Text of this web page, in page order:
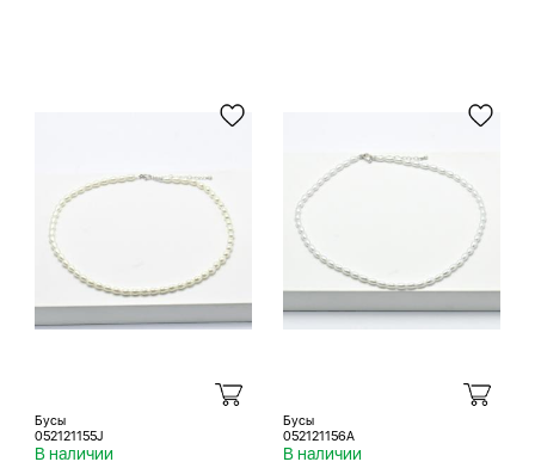
Бусы
052121155J
В наличии
Бусы
052121156A
В наличии